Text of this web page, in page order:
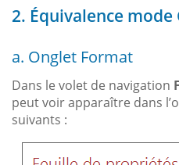
2. Équivalence
a. Onglet Format
Dans le volet de navigation
peut voir apparaître dans
suivants :